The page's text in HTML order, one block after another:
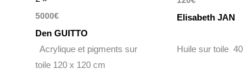
5000€
Den GUITTO
Acrylique et pigments sur
toile 120 x 120 cm
Elisabeth JAN
Huile sur toile